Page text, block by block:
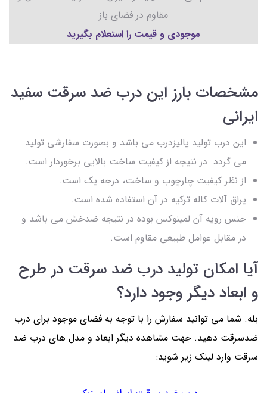
مقاوم در فضای باز
موجودی و قیمت را استعلام بگیرید
مشخصات بارز این درب ضد سرقت سفید
ایرانی
این درب تولید پالیزدرب می باشد و بصورت سفارشی تولید
می گردد. در نتیجه از کیفیت ساخت بالایی برخوردار است.
از نظر کیفیت چارچوب و ساخت، درجه یک است.
یراق آلات کاله ترکیه در آن استفاده شده است.
جنس رویه آن لمینوکس بوده در نتیجه ضدخش می باشد و
در مقابل عوامل طبیعی مقاوم است.
آیا امکان تولید درب ضد سرقت در طرح
و ابعاد دیگر وجود دارد؟
بله. شما می توانید سفارش را با توجه به فضای موجود برای درب
ضدسرقت دهید. جهت مشاهده دیگر ابعاد و مدل های درب ضد
سرقت وارد لینک زیر شوید: